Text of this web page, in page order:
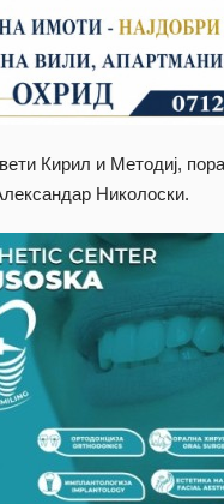
Кирил и Методиј,
Николоски.